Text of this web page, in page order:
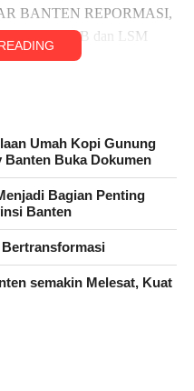
BANTEN REPORMASI,
LSM GPBB dan LSM
Garuda Sakti Toni
kebocoran PAD di Dinas
dan keteledoran Kepala
Lebak, atau, kata
berujung merugikan
akan tinggal diam
Umah Kopi Gunung
Buka Dokumen
Bagian Penting
Banten
Bertransformasi
semakin Melesat, Kuat